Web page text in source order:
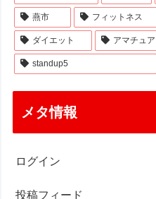
燕市 フィットネス
ダイエット アマチュア
standup5
メタ情報
ログイン
投稿フィード